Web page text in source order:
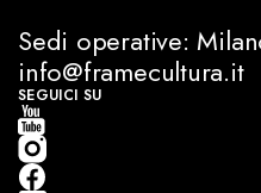
Sedi operative:
info@framecultura.it
SEGUICI SU